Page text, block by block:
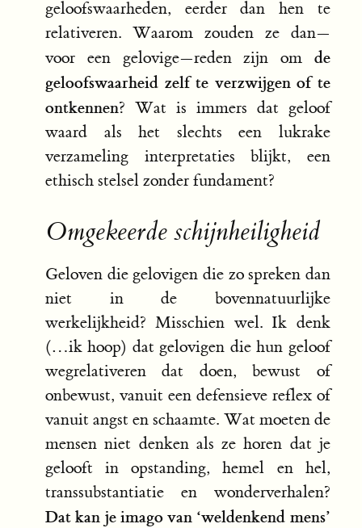
geloofswaarheden, eerder dan hen te
relativeren. Waarom zouden ze dan—
voor een gelovige—reden zijn om de
geloofswaarheid zelf te verzwijgen of te
ontkennen? Wat is immers dat geloof
waard als het slechts een lukrake
verzameling interpretaties blijkt, een
ethisch stelsel zonder fundament?
Omgekeerde schijnheiligheid
Geloven die gelovigen die zo spreken dan
niet in de bovennatuurlijke
werkelijkheid? Misschien wel. Ik denk
(…ik hoop) dat gelovigen die hun geloof
wegrelativeren dat doen, bewust of
onbewust, vanuit een defensieve reflex of
vanuit angst en schaamte. Wat moeten de
mensen niet denken als ze horen dat je
gelooft in opstanding, hemel en hel,
transsubstantiatie en wonderverhalen?
Dat kan je imago van ‘weldenkend mens’